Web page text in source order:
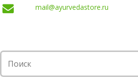
mail@ayurvedastore.ru